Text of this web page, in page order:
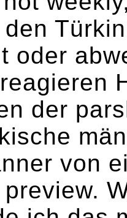
oder
der
von